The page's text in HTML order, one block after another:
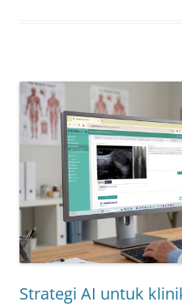
Strategi AI untuk